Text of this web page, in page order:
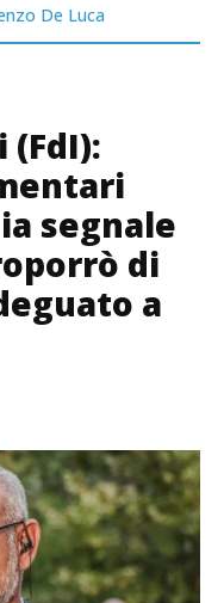
De Luca
(FdI):
segnale
di
a